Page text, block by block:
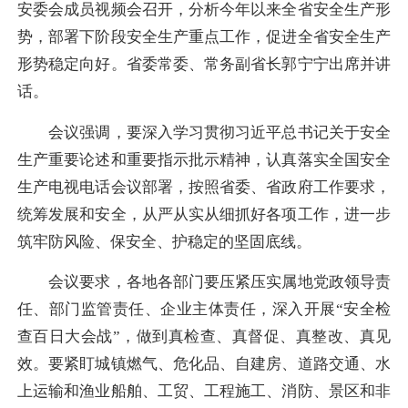
安委会成员视频会召开，分析今年以来全省安全生产形
势，部署下阶段安全生产重点工作，促进全省安全生产
形势稳定向好。省委常委、常务副省长郭宁宁出席并讲
话。
会议强调，要深入学习贯彻习近平总书记关于安全
生产重要论述和重要指示批示精神，认真落实全国安全
生产电视电话会议部署，按照省委、省政府工作要求，
统筹发展和安全，从严从实从细抓好各项工作，进一步
筑牢防风险、保安全、护稳定的坚固底线。
会议要求，各地各部门要压紧压实属地党政领导责
任、部门监管责任、企业主体责任，深入开展“安全检
查百日大会战”，做到真检查、真督促、真整改、真见
效。要紧盯城镇燃气、危化品、自建房、道路交通、水
上运输和渔业船舶、工贸、工程施工、消防、景区和非